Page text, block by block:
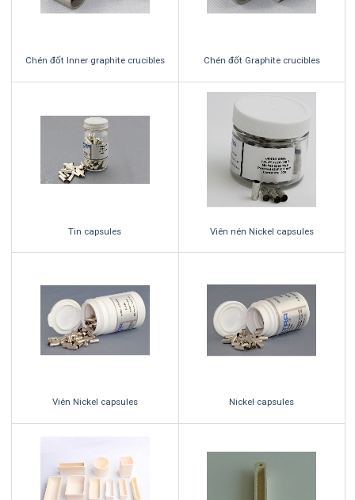
Chén đốt Inner graphite crucibles Chén đốt Graphite crucibles
Tin capsules Viên nén Nickel capsules
Viên Nickel capsules Nickel capsules